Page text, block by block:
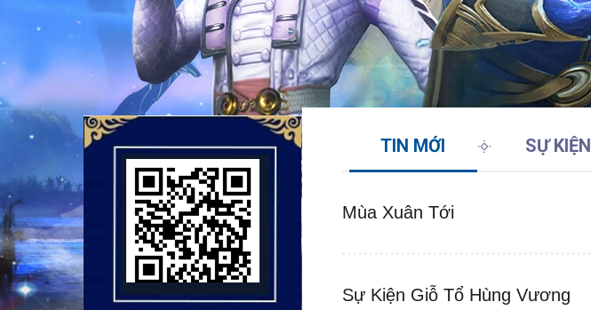
TIN MỚI SỰ KIỆN
Mùa Xuân Tới
Sự Kiện Giỗ Tổ Hùng Vương